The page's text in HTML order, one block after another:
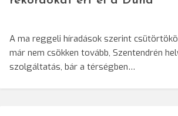
A ma reggeli híradások szerint
már nem csökken tovább, Szentendrén
szolgáltatás, bár a térségben…